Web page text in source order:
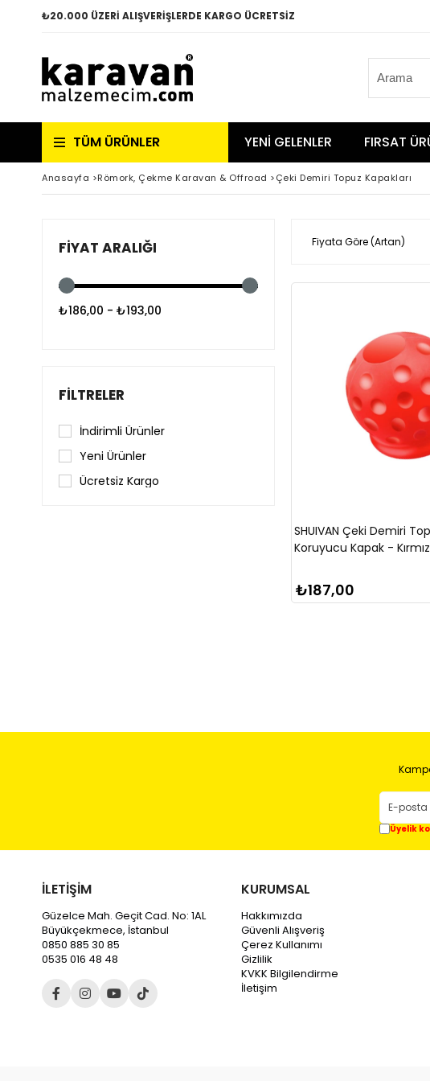
₺20.000 ÜZERİ ALIŞVERİŞLERDE KARGO ÜCRETSİZ
TÜM ÜRÜNLER YENİ GELENLER FIRSAT
Anasayfa >Römork, Çekme Karavan & Offroad >Çeki Demiri Topuz Kapakları
FIYAT ARALIĞI
₺186,00 - ₺193,00
FILTRELER
İndirimli Ürünler
Yeni Ürünler
Ücretsiz Kargo
Fiyata Göre (Artan)
SHUIVAN Çeki Demiri
Koruyucu Kapak -
₺187,00
Üyelik
İLETİŞİM
Güzelce Mah. Geçit Cad. No: 1AL
Büyükçekmece, İstanbul
0850 885 30 85
0535 016 48 48
KURUMSAL
Hakkımızda
Güvenli Alışveriş
Çerez Kullanımı
Gizlilik
KVKK Bilgilendirme
İletişim